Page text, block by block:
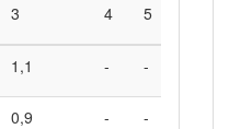
3 4 5
1,1 - -
0,9 - -